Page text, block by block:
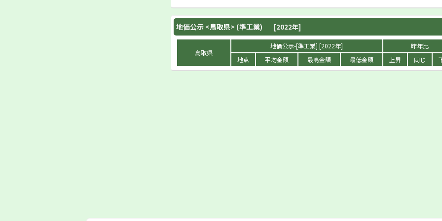
地価公示 <鳥取県> (準工業) [2022年]
鳥取県
地価公示-[準工業] [2022年] 昨年比
地点
平均金額 最高金額 最低金額 上昇 同じ